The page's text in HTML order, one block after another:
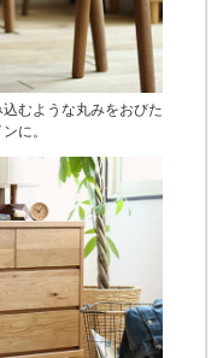
むような丸みをおびた
に。